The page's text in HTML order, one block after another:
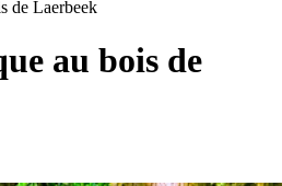
de Laerbeek
au bois de